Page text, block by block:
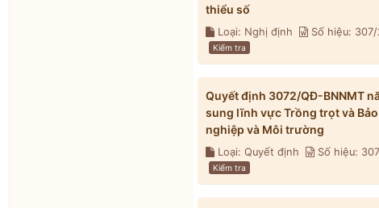
thiểu số
Loại: Nghị định Số hiệu:
Kiểm tra
Quyết định 3072/QĐ-BNNMT
sung lĩnh vực Trồng trọt và
nghiệp và Môi trường
Loại: Quyết định Số hiệu:
Kiểm tra